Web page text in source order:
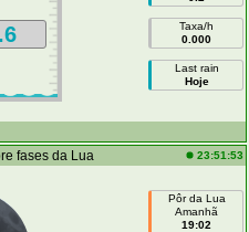
Taxa/h
0.000
Last rain
Hoje
fases da Lua 23:51:53
Pôr da Lua
Amanhã
19:02